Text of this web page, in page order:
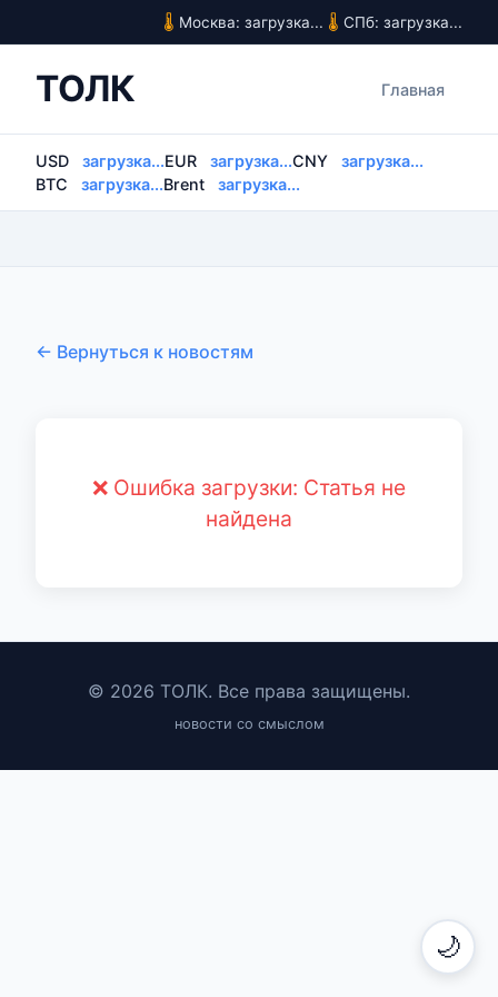
🌙
Москва: загрузка... СПб: загрузка...
ТОЛК Главная
USD загрузка...EUR загрузка...CNY
загрузка...
BTC
загрузка...Brent загрузка...
← Вернуться к новостям
❌ Ошибка загрузки: Статья не
найдена
© 2026 ТОЛК. Все права защищены.
новости со смыслом